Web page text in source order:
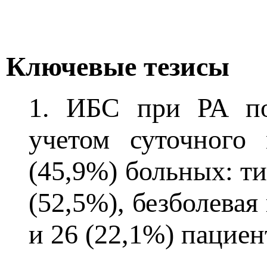
Ключевые тезисы
1. ИБС при РА
учетом
(45,9%) больных:
(52,5%),
и 26 (22,1%)